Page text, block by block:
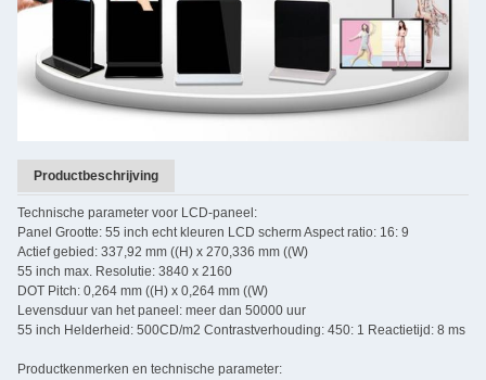
Productbeschrijving
Technische parameter voor LCD-paneel:
Panel Grootte: 55 inch echt kleuren LCD scherm Aspect ratio: 16: 9
Actief gebied: 337,92 mm ((H) x 270,336 mm ((W)
55 inch max. Resolutie: 3840 x 2160
DOT Pitch: 0,264 mm ((H) x 0,264 mm ((W)
Levensduur van het paneel: meer dan 50000 uur
55 inch Helderheid: 500CD/m2 Contrastverhouding: 450: 1 Reactietijd: 8 ms
Productkenmerken en technische parameter: